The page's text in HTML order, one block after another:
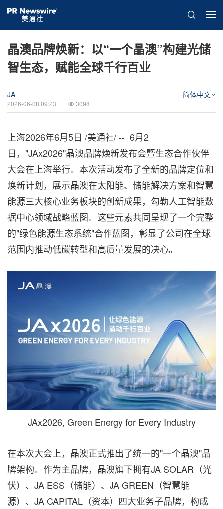
晶澳品牌焕新：以“一个晶澳”构建光储
智生态，赋能全球千行百业
JA
2026-06-08 09:23 3098
简体中文
上海2026年6月5日 /美通社/ -- 6月2
日，"JAx2026"晶澳品牌焕新发布会暨生态合作伙伴
大会在上海举行。本次活动发布了全新的品牌定位和
焕新计划，展示晶澳在太阳能、储能解决方案和智慧
能源三大核心业务板块的创新成果，勾勒人工智能数
据中心领域战略蓝图。这些元素共同呈现了一个完整
的"绿色能源生态系统"合作蓝图，彰显了公司在全球
范围内推动低碳转型和高质量发展的决心。
JAx2026, Green Energy for Every Industry
在本次大会上，晶澳正式推出了统一的"一个晶澳"品
牌架构。作为主品牌， 晶澳旗下拥有JA SOLAR（光
伏）、JA ESS（储能）、JA GREEN（智慧能
源）、JA CAPITAL（资本）四大业务子品牌，构成